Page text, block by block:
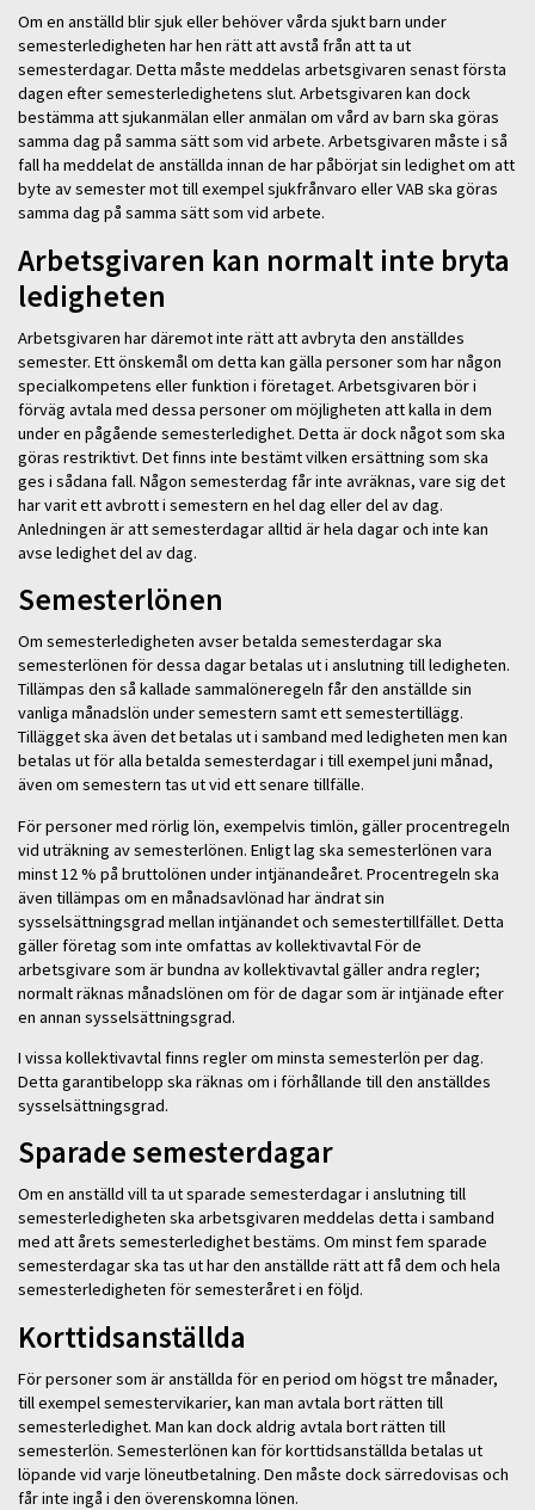
Om en anställd blir sjuk eller behöver vårda sjukt barn under
semesterledigheten har hen rätt att avstå från att ta ut
semesterdagar. Detta måste meddelas arbetsgivaren senast första
dagen efter semesterledighetens slut. Arbetsgivaren kan dock
bestämma att sjukanmälan eller anmälan om vård av barn ska göras
samma dag på samma sätt som vid arbete. Arbetsgivaren måste i så
fall ha meddelat de anställda innan de har påbörjat sin ledighet om att
byte av semester mot till exempel sjukfrånvaro eller VAB ska göras
samma dag på samma sätt som vid arbete.
Arbetsgivaren kan normalt inte bryta
ledigheten
Arbetsgivaren har däremot inte rätt att avbryta den anställdes
semester. Ett önskemål om detta kan gälla personer som har någon
specialkompetens eller funktion i företaget. Arbetsgivaren bör i
förväg avtala med dessa personer om möjligheten att kalla in dem
under en pågående semesterledighet. Detta är dock något som ska
göras restriktivt. Det finns inte bestämt vilken ersättning som ska
ges i sådana fall. Någon semesterdag får inte avräknas, vare sig det
har varit ett avbrott i semestern en hel dag eller del av dag.
Anledningen är att semesterdagar alltid är hela dagar och inte kan
avse ledighet del av dag.
Semesterlönen
Om semesterledigheten avser betalda semesterdagar ska
semesterlönen för dessa dagar betalas ut i anslutning till ledigheten.
Tillämpas den så kallade sammalöneregeln får den anställde sin
vanliga månadslön under semestern samt ett semestertillägg.
Tillägget ska även det betalas ut i samband med ledigheten men kan
betalas ut för alla betalda semesterdagar i till exempel juni månad,
även om semestern tas ut vid ett senare tillfälle.
För personer med rörlig lön, exempelvis timlön, gäller procentregeln
vid uträkning av semesterlönen. Enligt lag ska semesterlönen vara
minst 12 % på bruttolönen under intjänandeåret. Procentregeln ska
även tillämpas om en månadsavlönad har ändrat sin
sysselsättningsgrad mellan intjänandet och semestertillfället. Detta
gäller företag som inte omfattas av kollektivavtal För de
arbetsgivare som är bundna av kollektivavtal gäller andra regler;
normalt räknas månadslönen om för de dagar som är intjänade efter
en annan sysselsättningsgrad.
I vissa kollektivavtal finns regler om minsta semesterlön per dag.
Detta garantibelopp ska räknas om i förhållande till den anställdes
sysselsättningsgrad.
Sparade semesterdagar
Om en anställd vill ta ut sparade semesterdagar i anslutning till
semesterledigheten ska arbetsgivaren meddelas detta i samband
med att årets semesterledighet bestäms. Om minst fem sparade
semesterdagar ska tas ut har den anställde rätt att få dem och hela
semesterledigheten för semesteråret i en följd.
Korttidsanställda
För personer som är anställda för en period om högst tre månader,
till exempel semestervikarier, kan man avtala bort rätten till
semesterledighet. Man kan dock aldrig avtala bort rätten till
semesterlön. Semesterlönen kan för korttidsanställda betalas ut
löpande vid varje löneutbetalning. Den måste dock särredovisas och
får inte ingå i den överenskomna lönen.